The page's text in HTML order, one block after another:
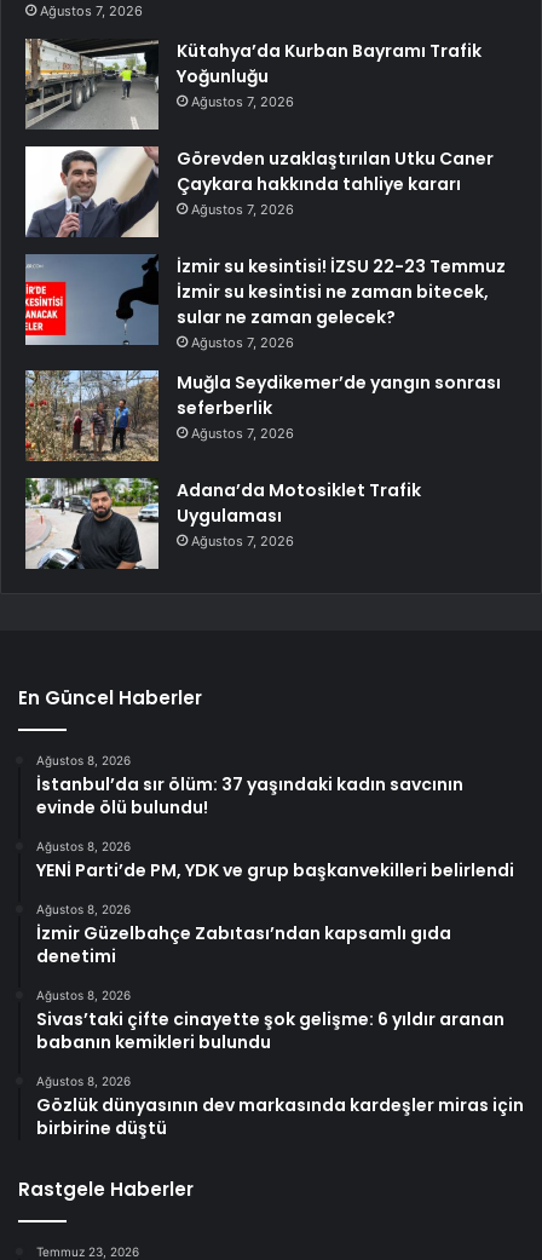
Ağustos 7, 2026
Kütahya’da Kurban Bayramı Trafik
Yoğunluğu
Ağustos 7, 2026
Görevden uzaklaştırılan Utku Caner
Çaykara hakkında tahliye kararı
Ağustos 7, 2026
İzmir su kesintisi! İZSU 22-23 Temmuz
İzmir su kesintisi ne zaman bitecek,
sular ne zaman gelecek?
Ağustos 7, 2026
Muğla Seydikemer’de yangın sonrası
seferberlik
Ağustos 7, 2026
Adana’da Motosiklet Trafik
Uygulaması
Ağustos 7, 2026
En Güncel Haberler
Ağustos 8, 2026
İstanbul’da sır ölüm: 37 yaşındaki kadın savcının
evinde ölü bulundu!
Ağustos 8, 2026
YENİ Parti’de PM, YDK ve grup başkanvekilleri belirlendi
Ağustos 8, 2026
İzmir Güzelbahçe Zabıtası’ndan kapsamlı gıda
denetimi
Ağustos 8, 2026
Sivas’taki çifte cinayette şok gelişme: 6 yıldır aranan
babanın kemikleri bulundu
Ağustos 8, 2026
Gözlük dünyasının dev markasında kardeşler miras için
birbirine düştü
Rastgele Haberler
Temmuz 23, 2026